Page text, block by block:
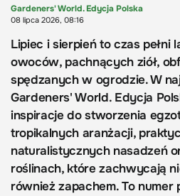
Gardeners' World. Edycja Polska
08 lipca 2026, 08:16
Lipiec i sierpień to czas pełni
owoców, pachnących ziół,
spędzanych w ogrodzie. W
Gardeners' World. Edycja
inspiracje do stworzenia
tropikalnych aranżacji,
naturalistycznych nasadzeń
roślinach, które zachwycają
również zapachem. To numer